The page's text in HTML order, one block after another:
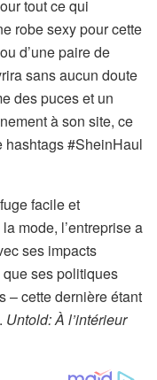
tout ce qui
robe sexy pour cette
d’une paire de
sans aucun doute
des puces et un
à son site, ce
hashtags #SheinHaul
facile et
mode, l’entreprise a
ses impacts
ses politiques
– cette dernière étant
Untold: À l’intérieur